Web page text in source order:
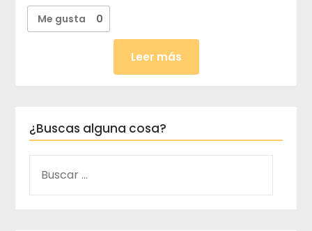
Me gusta 0
Leer más
¿Buscas alguna cosa?